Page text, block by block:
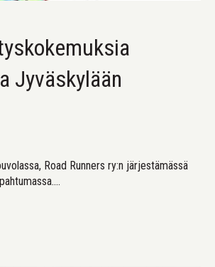
Jyväskylään
Road Runners ry:n järjestämässä